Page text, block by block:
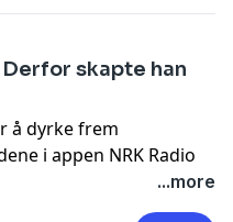
skapte han
å dyrke frem
i appen NRK Radio
...more